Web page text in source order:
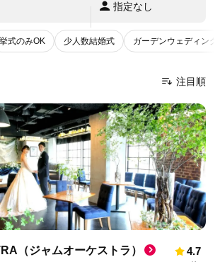
指定なし
挙式のみOK 少人数結婚式 ガーデンウェディング
注目順
（ジャムオーケストラ） 4.7